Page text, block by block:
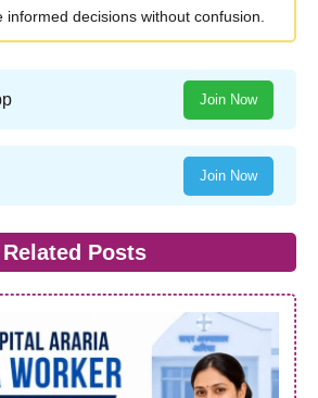
informed decisions without confusion.
Join Now
Join Now
Related Posts